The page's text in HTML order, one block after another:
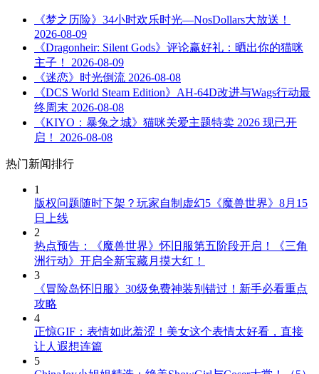
《梦之历险》34小时欢乐时光—NosDollars大放送！
2026-08-09
《Dragonheir: Silent Gods》评论赢好礼：晒出你的猫咪
主子！
2026-08-09
《迷恋》时光倒流 2026-08-08
《DCS World Steam Edition》AH-64D改进与Wags行动最
终周末 2026-08-08
《KIYO：暴兔之城》猫咪关爱主题特卖 2026 现已开
启！
2026-08-08
热门新闻排行
1
版权问题随时下架？玩家自制虚幻5《魔兽世界》8月15
日上线
2
热点预告：《魔兽世界》怀旧服第五阶段开启！《三角
洲行动》开启全新宝藏月摸大红！
3
《冒险岛怀旧服》30级免费神装别错过！新手必看重点
攻略
4
正惊GIF：表情如此羞涩！美女这个表情太好看，直接
让人遐想连篇
5